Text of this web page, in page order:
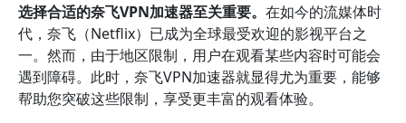
选择合适的奈飞VPN加速器至关重要。 在如今的流媒体时
代，奈飞（Netflix）已成为全球最受欢迎的影视平台之
一。然而，由于地区限制，用户在观看某些内容时可能会
遇到障碍。此时，奈飞VPN加速器就显得尤为重要，能够
帮助您突破这些限制，享受更丰富的观看体验。